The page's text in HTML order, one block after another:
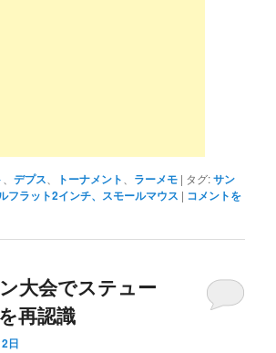
、デプス トーナメント ラーメモ | タグ:サン
フラット2インチ、スモールマウス | コメントを
大会でステュー
再認識
日